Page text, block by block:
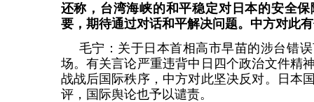
还称，台湾海峡的和平稳定对日本的安全
要，期待通过对话和平解决问题。中方对此
毛宁：关于日本首相高市早苗的涉台错
场。有关言论严重违背中日四个政治文件精
战战后国际秩序，中方对此坚决反对。日本
评，国际舆论也予以谴责。